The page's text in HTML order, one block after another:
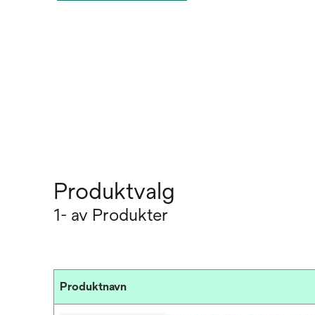
Produktvalg
1- av Produkter
Produktnavn